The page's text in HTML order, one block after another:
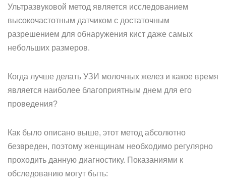
Ультразвуковой метод является исследованием
высокочастотным датчиком с достаточным
разрешением для обнаружения кист даже самых
небольших размеров.
Когда лучше делать УЗИ молочных желез и какое время
является наиболее благоприятным днем для его
проведения?
Как было описано выше, этот метод абсолютно
безвреден, поэтому женщинам необходимо регулярно
проходить данную диагностику. Показаниями к
обследованию могут быть: